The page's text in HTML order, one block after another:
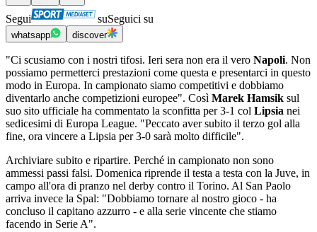
Segui suSeguici su
whatsapp discover
"Ci scusiamo con i nostri tifosi. Ieri sera non era il vero Napoli. Non
possiamo permetterci prestazioni come questa e presentarci in questo
modo in Europa. In campionato siamo competitivi e dobbiamo
diventarlo anche competizioni europee". Così Marek Hamsik sul
suo sito ufficiale ha commentato la sconfitta per 3-1 col Lipsia nei
sedicesimi di Europa League. "Peccato aver subito il terzo gol alla
fine, ora vincere a Lipsia per 3-0 sarà molto difficile".
Archiviare subito e ripartire. Perché in campionato non sono
ammessi passi falsi. Domenica riprende il testa a testa con la Juve, in
campo all'ora di pranzo nel derby contro il Torino. Al San Paolo
arriva invece la Spal: "Dobbiamo tornare al nostro gioco - ha
concluso il capitano azzurro - e alla serie vincente che stiamo
facendo in Serie A".